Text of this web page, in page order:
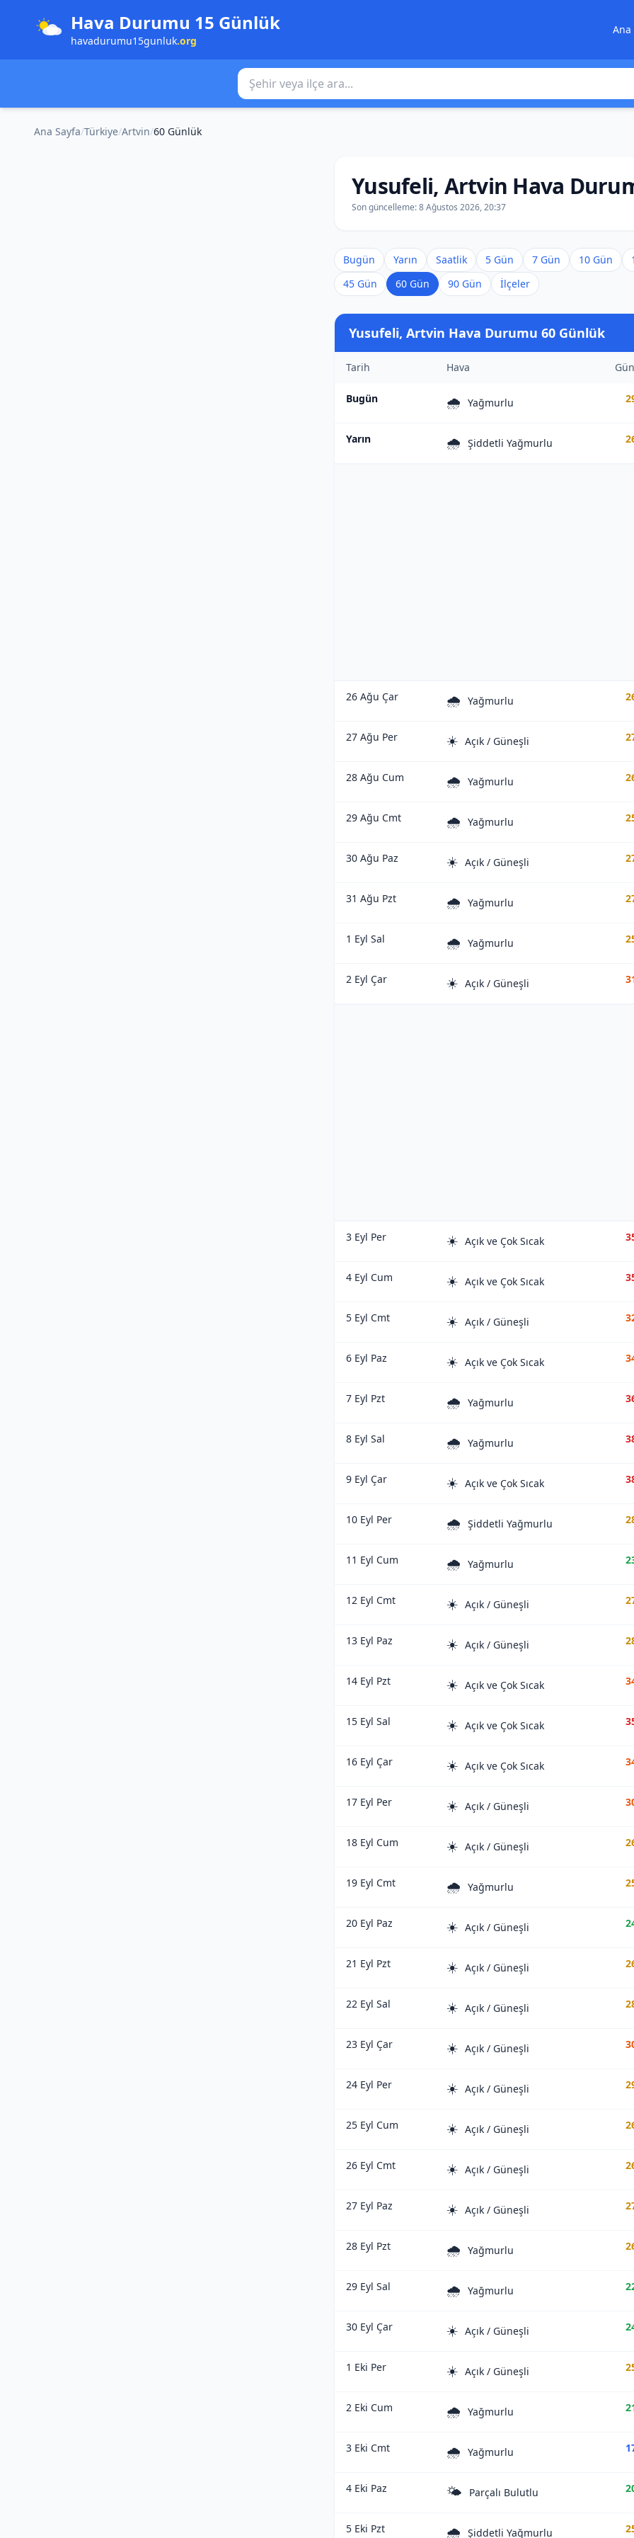
Hava Durumu 15 Günlük
havadurumu15gunluk.org
Ana
Şehir veya ilçe ara
Ana Sayfa/Türkiye/Artvin/60 Günlük
Yusufeli, Artvin Hava
Son güncelleme:8 Ağustos 2026, 20:37
Bugün Yarın Saatlik 5 Gün 7 Gün 10 Gün
45 Gün
60 Gün 90 Gün İlçeler
Yusufeli, Artvin Hava Durumu 60 Günlük
Tarih Hava
Bugün 🌧️ Yağmurlu
Yarın 🌧️ Şiddetli Yağmurlu
26 Ağu Çar 🌧️ Yağmurlu
27 Ağu Per ☀️ Açık / Güneşli
28 Ağu Cum 🌧️ Yağmurlu
29 Ağu Cmt 🌧️ Yağmurlu
30 Ağu Paz ☀️ Açık / Güneşli
31 Ağu Pzt 🌧️ Yağmurlu
1 Eyl Sal 🌧️ Yağmurlu
2 Eyl Çar ☀️ Açık / Güneşli
3 Eyl Per ☀️ Açık ve Çok Sıcak
4 Eyl Cum ☀️ Açık ve Çok Sıcak
5 Eyl Cmt ☀️ Açık / Güneşli
6 Eyl Paz ☀️ Açık ve Çok Sıcak
7 Eyl Pzt 🌧️ Yağmurlu
8 Eyl Sal 🌧️ Yağmurlu
9 Eyl Çar ☀️ Açık ve Çok Sıcak
10 Eyl Per 🌧️ Şiddetli Yağmurlu
11 Eyl Cum 🌧️ Yağmurlu
12 Eyl Cmt ☀️ Açık / Güneşli
13 Eyl Paz ☀️ Açık / Güneşli
14 Eyl Pzt ☀️ Açık ve Çok Sıcak
15 Eyl Sal ☀️ Açık ve Çok Sıcak
16 Eyl Çar ☀️ Açık ve Çok Sıcak
17 Eyl Per ☀️ Açık / Güneşli
18 Eyl Cum ☀️ Açık / Güneşli
19 Eyl Cmt 🌧️ Yağmurlu
20 Eyl Paz ☀️ Açık / Güneşli
21 Eyl Pzt ☀️ Açık / Güneşli
22 Eyl Sal ☀️ Açık / Güneşli
23 Eyl Çar ☀️ Açık / Güneşli
24 Eyl Per ☀️ Açık / Güneşli
25 Eyl Cum ☀️ Açık / Güneşli
26 Eyl Cmt ☀️ Açık / Güneşli
27 Eyl Paz ☀️ Açık / Güneşli
28 Eyl Pzt 🌧️ Yağmurlu
29 Eyl Sal 🌧️ Yağmurlu
30 Eyl Çar ☀️ Açık / Güneşli
1 Eki Per ☀️ Açık / Güneşli
2 Eki Cum 🌧️ Yağmurlu
3 Eki Cmt 🌧️ Yağmurlu
4 Eki Paz 🌤️ Parçalı Bulutlu
5 Eki Pzt 🌧️ Şiddetli Yağmurlu